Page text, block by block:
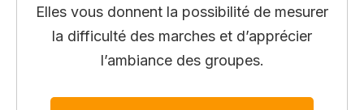
Elles vous donnent la possibilité de mesurer
la difficulté des marches et d’apprécier
l’ambiance des groupes.